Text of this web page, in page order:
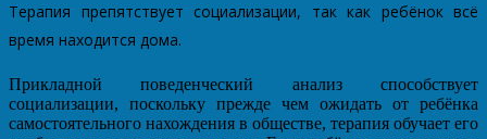
Терапия препятствует социализации, так как ребёнок всё
время находится дома.
Прикладной поведенческий анализ способствует
социализации, поскольку прежде чем ожидать от ребёнка
самостоятельного нахождения в обществе, терапия обучает его